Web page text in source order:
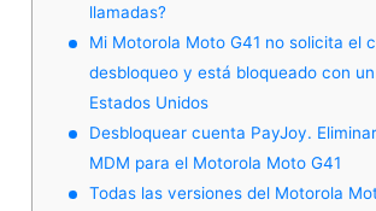
llamadas?
Mi Motorola Moto G41 no solicita el
desbloqueo y está bloqueado con
Estados Unidos
Desbloquear cuenta PayJoy.
MDM para el Motorola Moto G41
Todas las versiones del Motorola